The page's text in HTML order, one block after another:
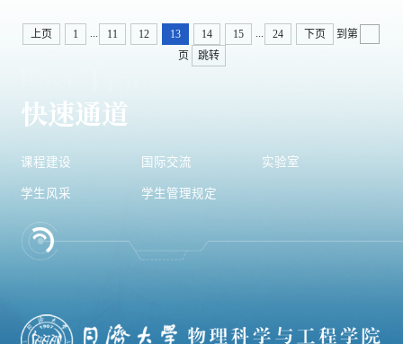
上页 1 ... 11 12 13 14 15 ... 24 下页
到第
页
跳转
快速通道
课程建设 国际交流 实验室
学生风采 学生管理规定